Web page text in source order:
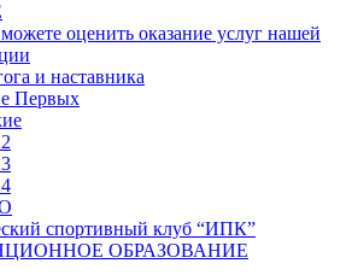
оценить оказание услуг нашей
и наставника
Первых
спортивный клуб “ИПК”
ОБРАЗОВАНИЕ